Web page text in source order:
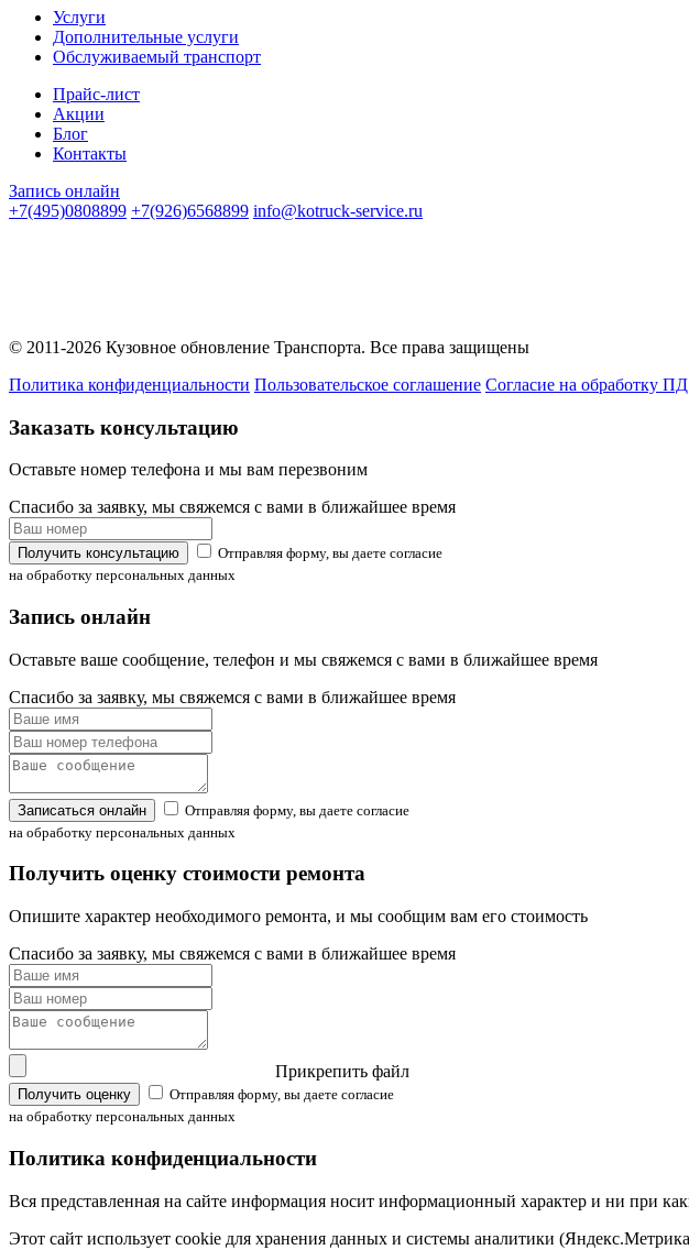
Услуги
Дополнительные услуги
Обслуживаемый транспорт
Прайс-лист
Акции
Блог
Контакты
Запись онлайн
+7(495)0808899 +7(926)6568899 info@kotruck-service.ru
© 2011-2026 Кузовное обновление Транспорта. Все права защищены
Политика конфиденциальности Пользовательское соглашение Согласие на обработку ПД
Заказать консультацию
Оставьте номер телефона и мы вам перезвоним
Спасибо за заявку, мы свяжемся с вами в ближайшее время
Получить консультацию
Отправляя форму, вы даете согласие
на обработку персональных данных
Запись онлайн
Оставьте ваше сообщение, телефон и мы свяжемся с вами в ближайшее время
Спасибо за заявку, мы свяжемся с вами в ближайшее время
Записаться онлайн
Отправляя форму, вы даете согласие
на обработку персональных данных
Получить оценку стоимости ремонта
Опишите характер необходимого ремонта, и мы сообщим вам его стоимость
Спасибо за заявку, мы свяжемся с вами в ближайшее время
Прикрепить файл
Получить оценку
Отправляя форму, вы даете согласие
на обработку персональных данных
Политика конфиденциальности
Вся представленная на сайте информация носит информационный характер и ни при
Этот сайт использует cookie для хранения данных и системы аналитики